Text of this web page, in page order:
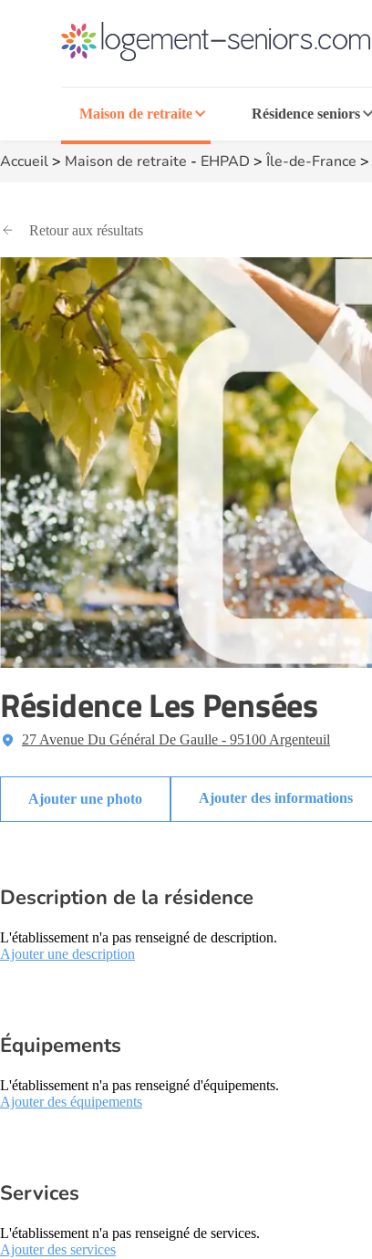
Maison de retraite Résidence seniors
Accueil> Maison de retraite - EHPAD > Île-de-France >
Retour aux résultats
Résidence Les Pensées
27 Avenue Du Général De Gaulle - 95100 Argenteuil
Ajouter des informations
Description de la résidence
L'établissement n'a pas renseigné de description.
Ajouter une description
Équipements
L'établissement n'a pas renseigné d'équipements.
Ajouter des équipements
Services
L'établissement n'a pas renseigné de services.
Ajouter des services